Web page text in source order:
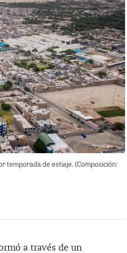
temporada de estiaje. (Composición:
a través de un